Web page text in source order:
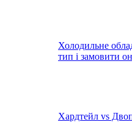
Холодильне
тип і замовити
Хардтейл vs